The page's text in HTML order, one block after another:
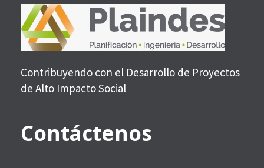
Contribuyendo con el Desarrollo de Proyectos
de Alto Impacto Social
Contáctenos